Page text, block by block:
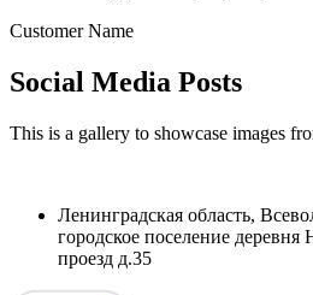
Customer Name
Social Media Posts
This is a gallery to showcase images
Ленинградская область,
городское поселение деревня
проезд д.35